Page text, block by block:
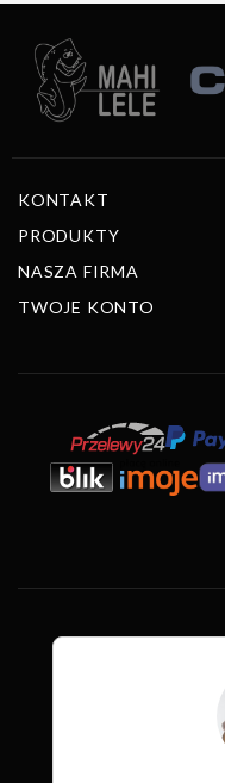
KONTAKT
PRODUKTY
NASZA FIRMA
TWOJE KONTO